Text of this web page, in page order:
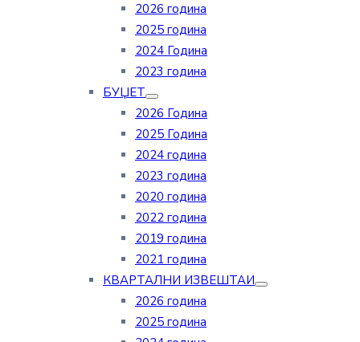
2026 година
2025 година
2024 Година
2023 година
БУЏЕТ
2026 Година
2025 Година
2024 година
2023 година
2020 година
2022 година
2019 година
2021 година
КВАРТАЛНИ ИЗВЕШТАИ
2026 година
2025 година